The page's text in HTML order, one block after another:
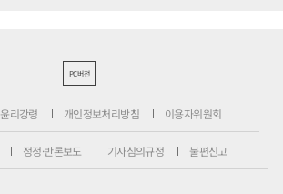
PC버전
윤리강령 개인정보처리방침 이용자위원회
정정·반론보도 기사심의규정 불편신고